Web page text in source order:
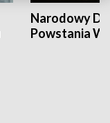
Narodowy
Powstania